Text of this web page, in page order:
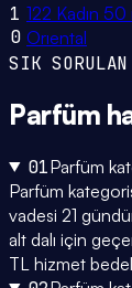
1
0
122 Kadın
Orıental
SIK SORULAN
Parfüm
01Parfüm
Parfüm
vadesi 21
alt dalı için
TL hizmet